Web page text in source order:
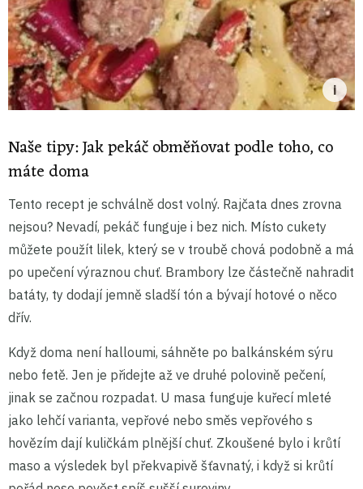
Naše tipy: Jak pekáč obměňovat podle toho, co
máte doma
Tento recept je schválně dost volný. Rajčata dnes zrovna
nejsou? Nevadí, pekáč funguje i bez nich. Místo cukety
můžete použít lilek, který se v troubě chová podobně a má
po upečení výraznou chuť. Brambory lze částečně nahradit
batáty, ty dodají jemně sladší tón a bývají hotové o něco
dřív.
Když doma není halloumi, sáhněte po balkánském sýru
nebo fetě. Jen je přidejte až ve druhé polovině pečení,
jinak se začnou rozpadat. U masa funguje kuřecí mleté
jako lehčí varianta, vepřové nebo směs vepřového s
hovězím dají kuličkám plnější chuť. Zkoušené bylo i krůtí
maso a výsledek byl překvapivě šťavnatý, i když si krůtí